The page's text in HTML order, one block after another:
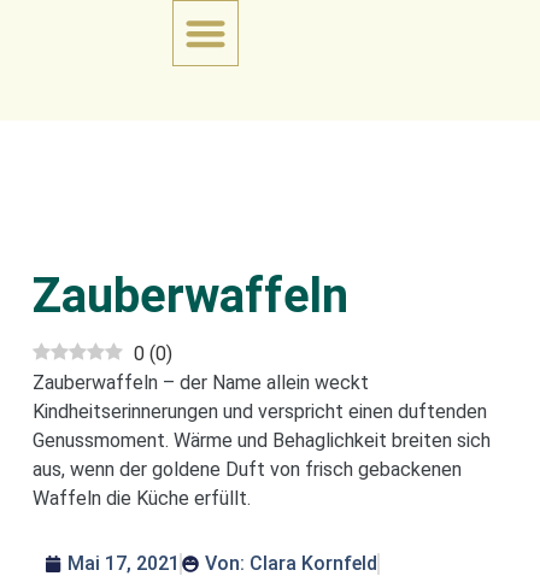
Zauberwaffeln
0 (0)
Zauberwaffeln – der Name allein weckt
Kindheitserinnerungen und verspricht einen duftenden
Genussmoment. Wärme und Behaglichkeit breiten sich
aus, wenn der goldene Duft von frisch gebackenen
Waffeln die Küche erfüllt.
Mai 17, 2021 Von: Clara Kornfeld